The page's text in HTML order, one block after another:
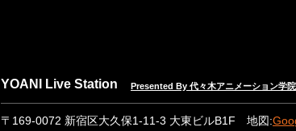
YOANI Live Station Presented By 代々木アニメーション学院
〒169-0072 新宿区大久保1-11-3 大東ビルB1F 地図: